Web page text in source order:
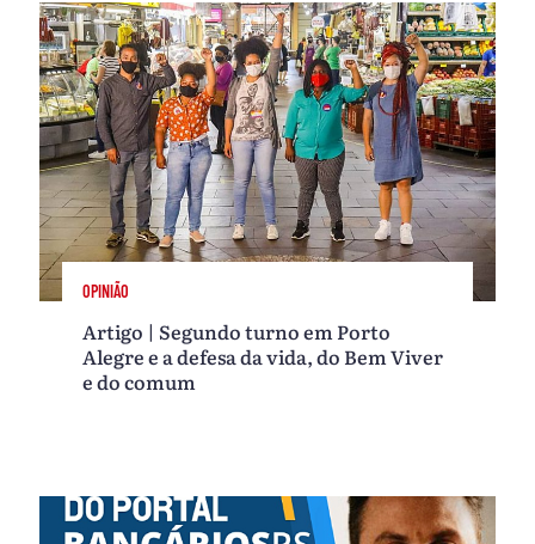
OPINIÃO
Artigo | Segundo turno em Porto
Alegre e a defesa da vida, do Bem Viver
e do comum